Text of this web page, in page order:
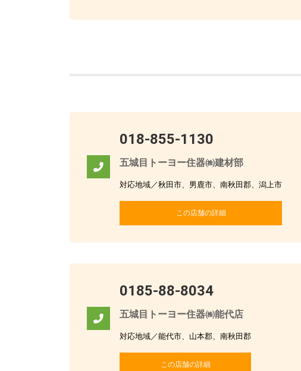
018-855-1130
五城目トーヨー住器㈱建材部
対応地域／秋田市、男鹿市、南秋田郡、潟上市
この店舗の詳細
0185-88-8034
五城目トーヨー住器㈱能代店
対応地域／能代市、山本郡、南秋田郡
この店舗の詳細